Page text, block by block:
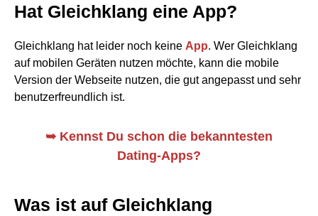
Hat Gleichklang eine App?
Gleichklang hat leider noch keine App. Wer Gleichklang
auf mobilen Geräten nutzen möchte, kann die mobile
Version der Webseite nutzen, die gut angepasst und sehr
benutzerfreundlich ist.
➥ Kennst Du schon die bekanntesten
Dating-Apps?
Was ist auf Gleichklang